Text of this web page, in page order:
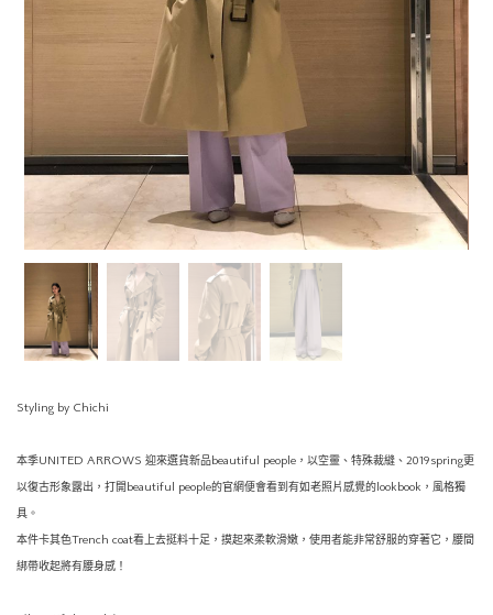
Styling by Chichi
本季UNITED ARROWS 迎來選貨新品beautiful people，以空靈、特殊裁縫、2019spring更
以復古形象露出，打開beautiful people的官網便會看到有如老照片感覺的lookbook，風格獨
具。
本件卡其色Trench coat看上去挺料十足，摸起來柔軟滑嫩，使用者能非常舒服的穿著它，腰間
綁帶收起將有腰身感！